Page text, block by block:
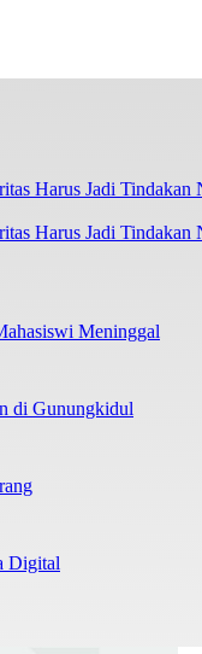
Harus Jadi Tindakan
Meninggal
di Gunungkidul
Digital